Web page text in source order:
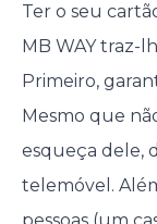
Ter o seu
MB WAY traz-
Primeiro,
Mesmo que
esqueça dele,
telemóvel.